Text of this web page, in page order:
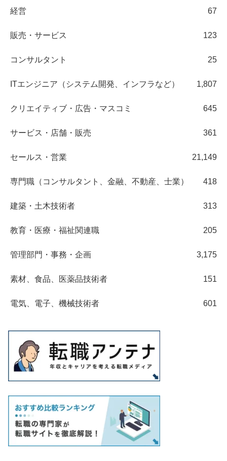
経営 67
販売・サービス 123
コンサルタント 25
ITエンジニア（システム開発、インフラなど） 1,807
クリエイティブ・広告・マスコミ 645
サービス・店舗・販売 361
セールス・営業 21,149
専門職（コンサルタント、金融、不動産、士業） 418
建築・土木技術者 313
教育・医療・福祉関連職 205
管理部門・事務・企画 3,175
素材、食品、医薬品技術者 151
電気、電子、機械技術者 601